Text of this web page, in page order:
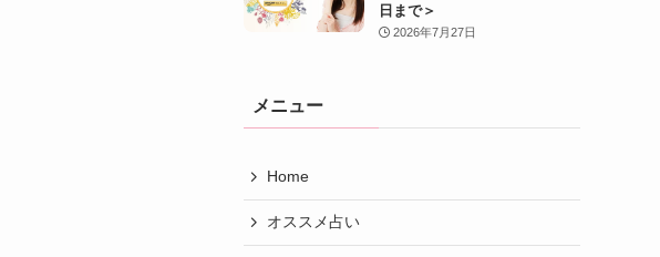
日まで＞
2026年7月27日
メニュー
Home
オススメ占い